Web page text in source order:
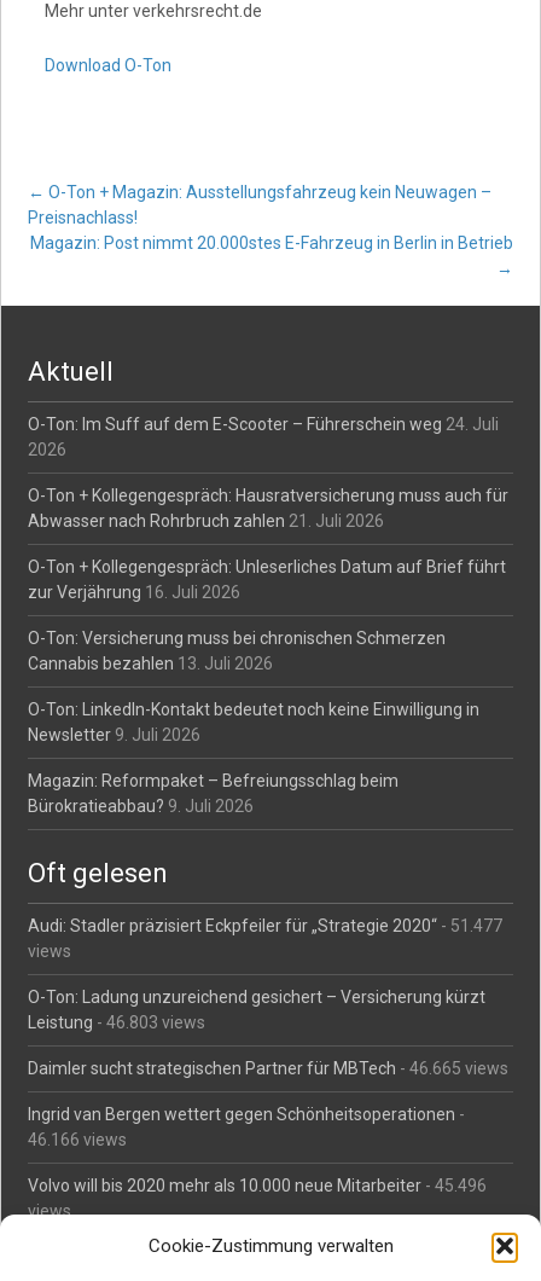
Cookie-Zustimmung verwalten
Mehr unter verkehrsrecht.de
Download O-Ton
Post
navigation
← O-Ton + Magazin: Ausstellungsfahrzeug kein Neuwagen –
Preisnachlass!
Magazin: Post nimmt 20.000stes E-Fahrzeug in Berlin in Betrieb
→
Aktuell
O-Ton: Im Suff auf dem E-Scooter – Führerschein weg 24. Juli
2026
O-Ton + Kollegengespräch: Hausratversicherung muss auch für
Abwasser nach Rohrbruch zahlen 21. Juli 2026
O-Ton + Kollegengespräch: Unleserliches Datum auf Brief führt
zur Verjährung 16. Juli 2026
O-Ton: Versicherung muss bei chronischen Schmerzen
Cannabis bezahlen 13. Juli 2026
O-Ton: LinkedIn-Kontakt bedeutet noch keine Einwilligung in
Newsletter 9. Juli 2026
Magazin: Reformpaket – Befreiungsschlag beim
Bürokratieabbau? 9. Juli 2026
Oft gelesen
Audi: Stadler präzisiert Eckpfeiler für „Strategie 2020“ - 51.477
views
O-Ton: Ladung unzureichend gesichert – Versicherung kürzt
Leistung - 46.803 views
Daimler sucht strategischen Partner für MBTech - 46.665 views
Ingrid van Bergen wettert gegen Schönheitsoperationen -
46.166 views
Volvo will bis 2020 mehr als 10.000 neue Mitarbeiter - 45.496
views
Mäßiges Interesse an Daimlers MBtech- 44.717 views